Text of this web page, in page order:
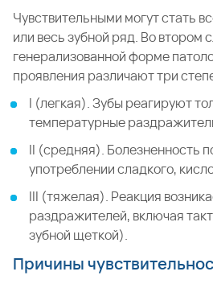
Чувствительными могут стать
или весь зубной ряд. Во втором
генерализованной форме
проявления различают три
I (легкая). Зубы реагируют
температурные
II (средняя). Болезненность
употреблении сладкого,
III (тяжелая). Реакция
раздражителей, включая
зубной щеткой).
Причины